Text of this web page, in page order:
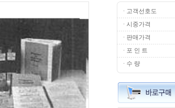
· 고객선호도
· 시중가격
· 판매가격
· 포 인 트
· 수 량